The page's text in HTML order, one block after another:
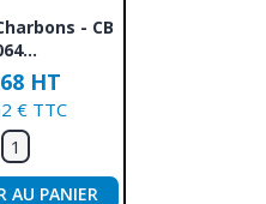
rapide- CB
HT
€ TTC
AU PANIER